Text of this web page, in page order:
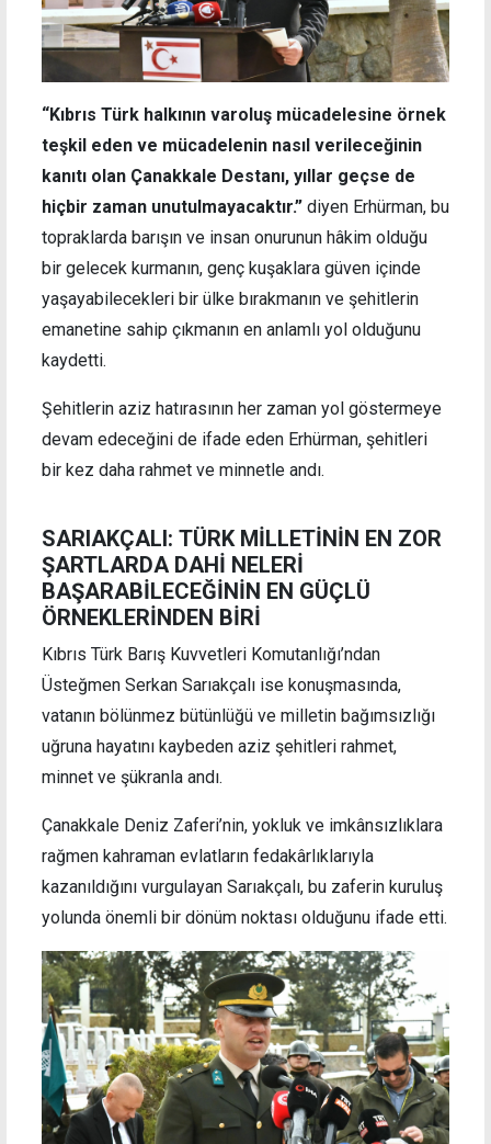
“Kıbrıs Türk halkının varoluş mücadelesine örnek
teşkil eden ve mücadelenin nasıl verileceğinin
kanıtı olan Çanakkale Destanı, yıllar geçse de
hiçbir zaman unutulmayacaktır.” diyen Erhürman, bu
topraklarda barışın ve insan onurunun hâkim olduğu
bir gelecek kurmanın, genç kuşaklara güven içinde
yaşayabilecekleri bir ülke bırakmanın ve şehitlerin
emanetine sahip çıkmanın en anlamlı yol olduğunu
kaydetti.
Şehitlerin aziz hatırasının her zaman yol göstermeye
devam edeceğini de ifade eden Erhürman, şehitleri
bir kez daha rahmet ve minnetle andı.
SARIAKÇALI: TÜRK MİLLETİNİN EN ZOR
ŞARTLARDA DAHİ NELERİ
BAŞARABİLECEĞİNİN EN GÜÇLÜ
ÖRNEKLERİNDEN BİRİ
Kıbrıs Türk Barış Kuvvetleri Komutanlığı’ndan
Üsteğmen Serkan Sarıakçalı ise konuşmasında,
vatanın bölünmez bütünlüğü ve milletin bağımsızlığı
uğruna hayatını kaybeden aziz şehitleri rahmet,
minnet ve şükranla andı.
Çanakkale Deniz Zaferi’nin, yokluk ve imkânsızlıklara
rağmen kahraman evlatların fedakârlıklarıyla
kazanıldığını vurgulayan Sarıakçalı, bu zaferin kuruluş
yolunda önemli bir dönüm noktası olduğunu ifade etti.